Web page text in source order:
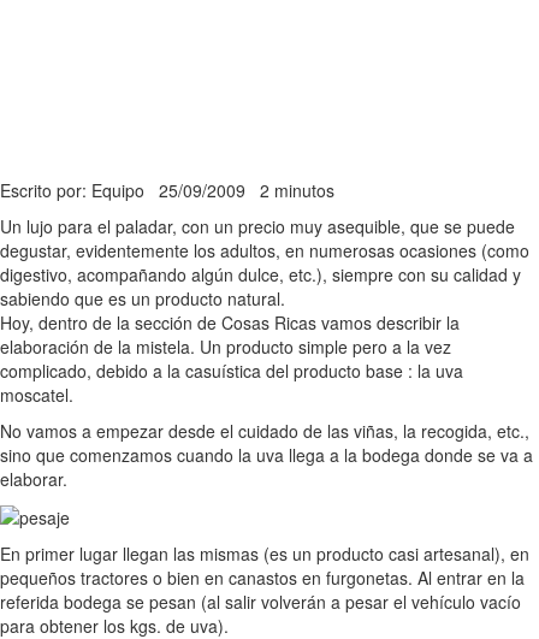
Escrito por: Equipo 25/09/2009 2 minutos
Un lujo para el paladar, con un precio muy asequible, que se puede
degustar, evidentemente los adultos, en numerosas ocasiones (como
digestivo, acompañando algún dulce, etc.), siempre con su calidad y
sabiendo que es un producto natural.
Hoy, dentro de la sección de Cosas Ricas vamos describir la
elaboración de la mistela. Un producto simple pero a la vez
complicado, debido a la casuística del producto base : la uva
moscatel.
No vamos a empezar desde el cuidado de las viñas, la recogida, etc.,
sino que comenzamos cuando la uva llega a la bodega donde se va a
elaborar.
En primer lugar llegan las mismas (es un producto casi artesanal), en
pequeños tractores o bien en canastos en furgonetas. Al entrar en la
referida bodega se pesan (al salir volverán a pesar el vehículo vacío
para obtener los kgs. de uva).